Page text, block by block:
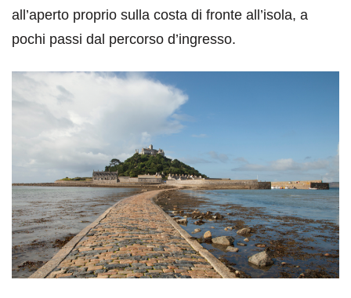
all’aperto proprio sulla costa di fronte all’isola, a
pochi passi dal percorso d’ingresso.